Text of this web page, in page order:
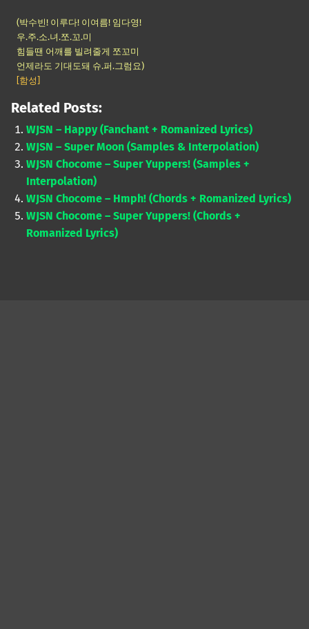
(박수빈! 이루다! 이여름! 임다영!
우.주.소.녀.쪼.꼬.미
힘들땐 어깨를 빌려줄게 쪼꼬미
언제라도 기대도돼 슈.퍼.그럼요)
[함성]
Related Posts:
WJSN – Happy (Fanchant + Romanized Lyrics)
WJSN – Super Moon (Samples & Interpolation)
WJSN Chocome – Super Yuppers! (Samples +
Interpolation)
WJSN Chocome – Hmph! (Chords + Romanized Lyrics)
WJSN Chocome – Super Yuppers! (Chords +
Romanized Lyrics)